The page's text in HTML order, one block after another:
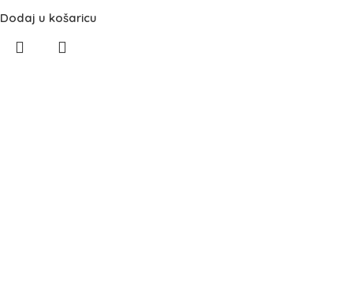
Dodaj u košaricu